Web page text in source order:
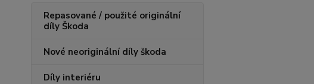
Repasované / použité originální
díly Škoda
Nové neoriginální díly škoda
Díly interiéru